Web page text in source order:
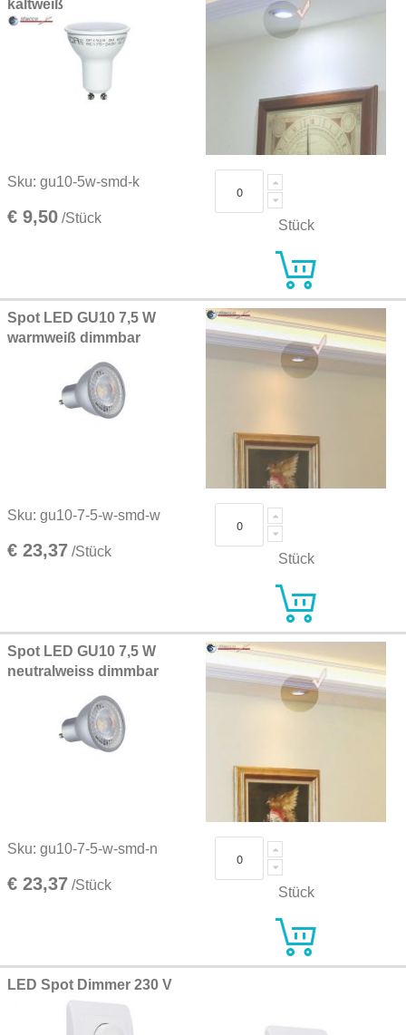
kaltweiß
Sku: gu10-5w-smd-k
€ 9,50 /Stück Stück
Spot LED GU10 7,5 W
warmweiß dimmbar
Sku: gu10-7-5-w-smd-w
€ 23,37 /Stück Stück
Spot LED GU10 7,5 W
neutralweiss dimmbar
Sku: gu10-7-5-w-smd-n
€ 23,37 /Stück Stück
LED Spot Dimmer 230 V